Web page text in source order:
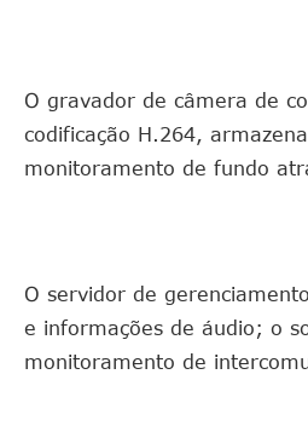
O gravador de câmera de
codificação H.264,
monitoramento de fundo
O servidor de
e informações de áudio; o
monitoramento de